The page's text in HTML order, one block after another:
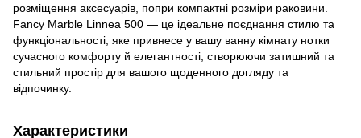
розміщення аксесуарів, попри компактні розміри раковини.
Fancy Marble Linnea 500 — це ідеальне поєднання стилю та
функціональності, яке привнесе у вашу ванну кімнату нотки
сучасного комфорту й елегантності, створюючи затишний та
стильний простір для вашого щоденного догляду та
відпочинку.
Характеристики